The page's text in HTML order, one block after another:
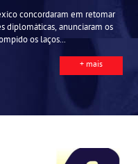
concordaram em retomar
diplomáticas, anunciaram os
os laços...
+ mais